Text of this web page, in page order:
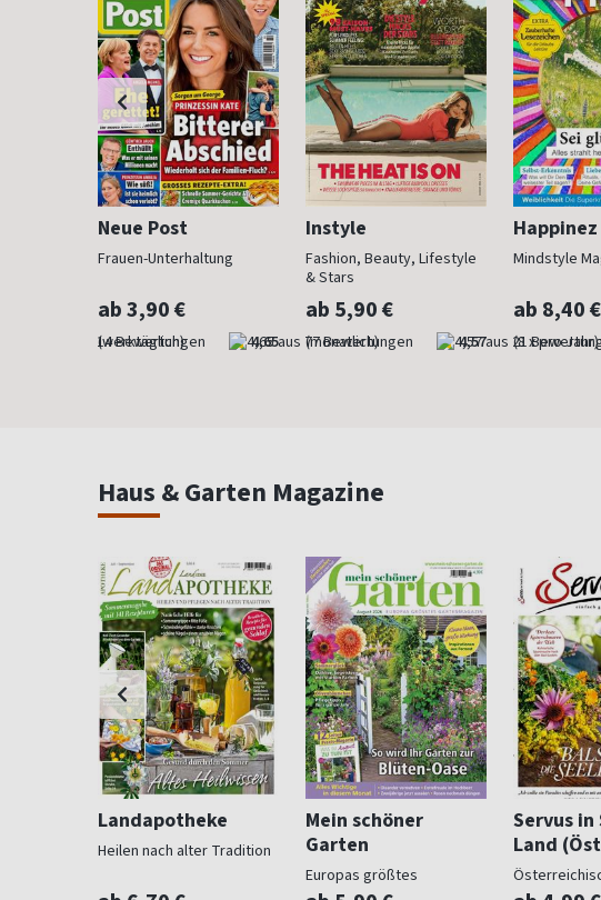
Neue Post
Frauen-Unterhaltung
ab 3,90 €
(werktäglich) 4,65
Instyle
Fashion, Beauty, Lifestyle
& Stars
ab 5,90 €
(monatlich) 4,57
Happinez
Mindstyle
ab 8,40 €
(8 x pro Jahr)
Haus & Garten Magazine
Landapotheke
Heilen nach alter Tradition
Mein schöner
Garten
Europas größtes
Gartenmagazin
Servus
Land